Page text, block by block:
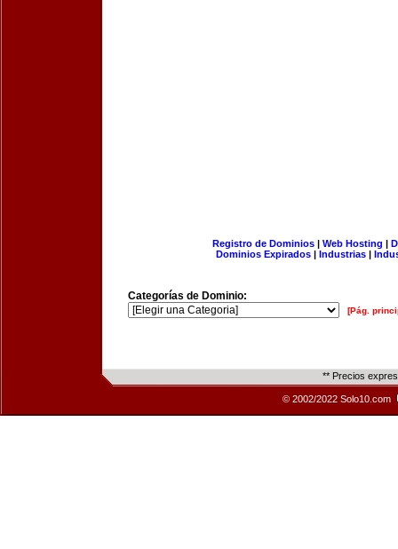
Registro de Dominios| Web Hosting |
Dominios Expirados | Industrias |
Categorías de Dominio:
[Pág.
** Precios
© 2002/2022 Solo10.com